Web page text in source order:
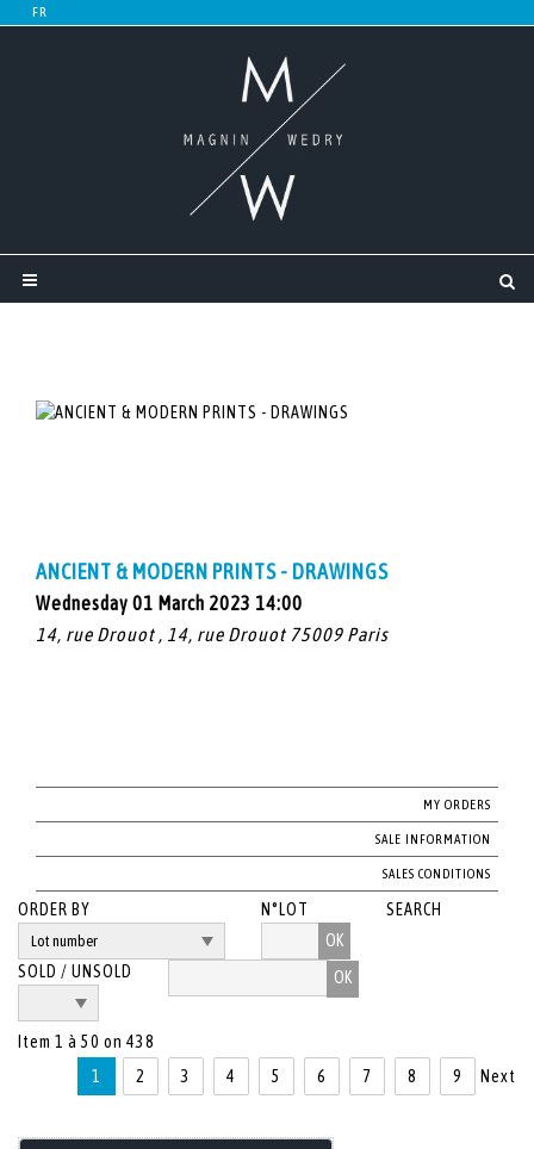
ANCIENT & MODERN PRINTS - DRAWINGS
Wednesday 01 March 2023 14:00
14, rue Drouot , 14, rue Drouot 75009 Paris
MY ORDERS
SALE INFORMATION
SALES CONDITIONS
ORDER BY
N°LOT
OK
SOLD / UNSOLD
SEARCH
Item 1 à 50 on 438
1
2 3 4 5 6 7 8 9 Next